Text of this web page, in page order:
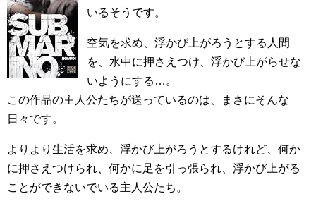
いるそうです。
空気を求め、浮かび上がろうとする人間
を、水中に押さえつけ、浮かび上がらせな
いようにする…。
この作品の主人公たちが送っているのは、まさにそんな
日々です。
よりより生活を求め、浮かび上がろうとするけれど、何か
に押さえつけられ、何かに足を引っ張られ、浮かび上がる
ことができないでいる主人公たち。